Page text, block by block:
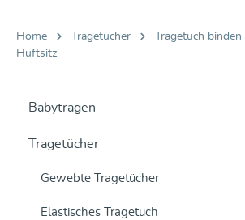
Home Tragetücher
Tragetuch
Hüftsitz
Babytragen
Tragetücher
Gewebte Tragetücher
Elastisches Tragetuch